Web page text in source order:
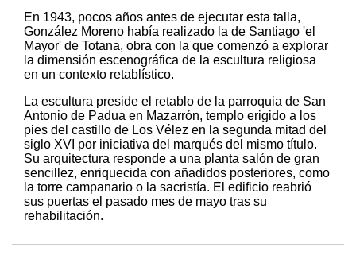
En 1943, pocos años antes de ejecutar esta talla,
González Moreno había realizado la de Santiago 'el
Mayor' de Totana, obra con la que comenzó a explorar
la dimensión escenográfica de la escultura religiosa
en un contexto retablístico.
La escultura preside el retablo de la parroquia de San
Antonio de Padua en Mazarrón, templo erigido a los
pies del castillo de Los Vélez en la segunda mitad del
siglo XVI por iniciativa del marqués del mismo título.
Su arquitectura responde a una planta salón de gran
sencillez, enriquecida con añadidos posteriores, como
la torre campanario o la sacristía. El edificio reabrió
sus puertas el pasado mes de mayo tras su
rehabilitación.